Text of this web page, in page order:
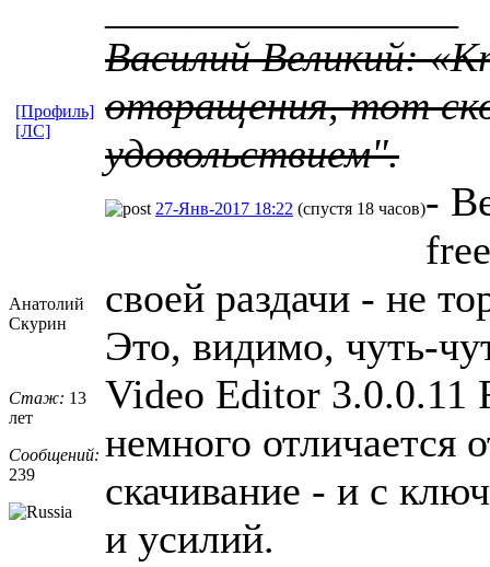
Василий Великий:
отвращения, тот
удовольствием".
[Профиль]
[ЛС]
Анатолий
Скурин
Стаж: 13
лет
Сообщений:
239
27-Янв-2017 18:22 (спустя 18 часов)-
своей раздачи - не
Это, видимо, чуть-
Video Editor
немного отличается
скачивание - и с
и усилий.